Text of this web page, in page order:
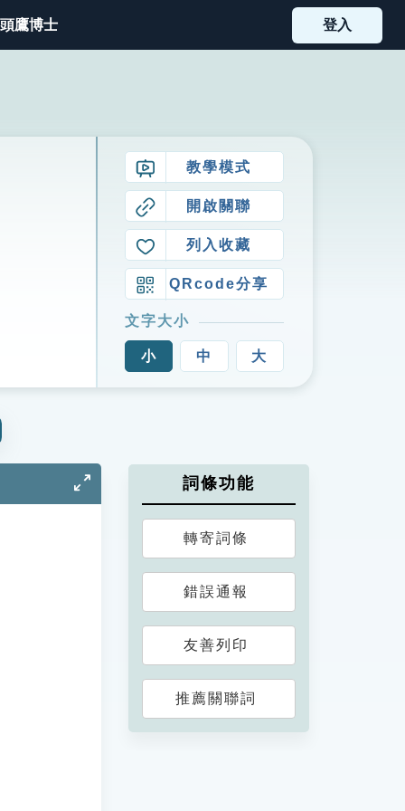
鷹博士 登入
教學模式
開啟關聯
列入收藏
QRcode分享
文字大小
小 中 大
詞條功能
轉寄詞條
錯誤通報
友善列印
推薦關聯詞